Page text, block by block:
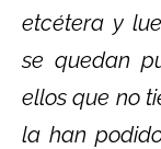
etcétera y
se quedan
ellos que no
la han